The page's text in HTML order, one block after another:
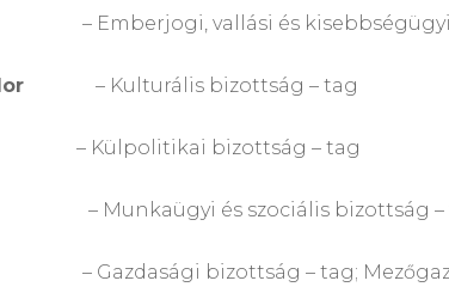
Emberjogi, vallási és kisebbségügyi
– Kulturális bizottság – tag
bizottság – tag
Munkaügyi és szociális bizottság –
bizottság – tag;